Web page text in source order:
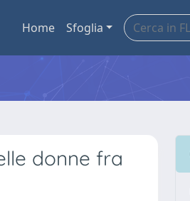
Home Sfoglia
donne fra